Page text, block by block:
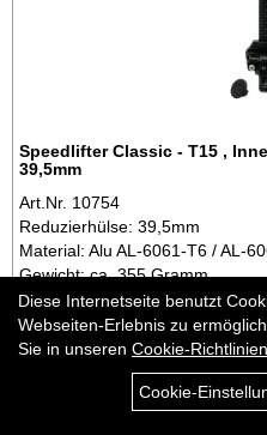
Speedlifter Classic - T15 ,
39,5mm
Art.Nr. 10754
Reduzierhülse: 39,5mm
Material: Alu AL-6061-T6 / AL-
Gewicht: ca. 355 Gramm
Hinweis: nur für Stahl-
+ Details
lieferbar in 2-5 Tagen
pro Stück (inkl. MwSt. zzgl.
Diese Internetseite benutzt
Webseiten-Erlebnis zu
Sie in unseren Cookie-Richtlinien
Cookie-